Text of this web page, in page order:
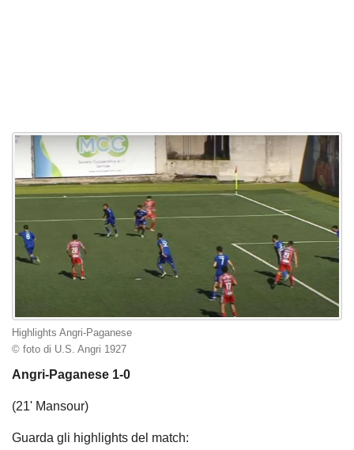
Highlights Angri-Paganese
© foto di U.S. Angri 1927
Angri-Paganese 1-0
(21' Mansour)
Guarda gli highlights del match: